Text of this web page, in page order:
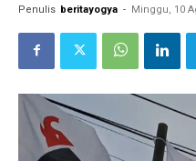
Penulis beritayogya - Minggu, 10